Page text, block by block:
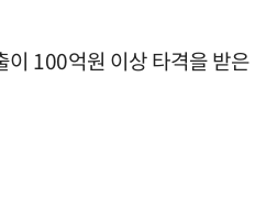
100억원 이상 타격을 받은